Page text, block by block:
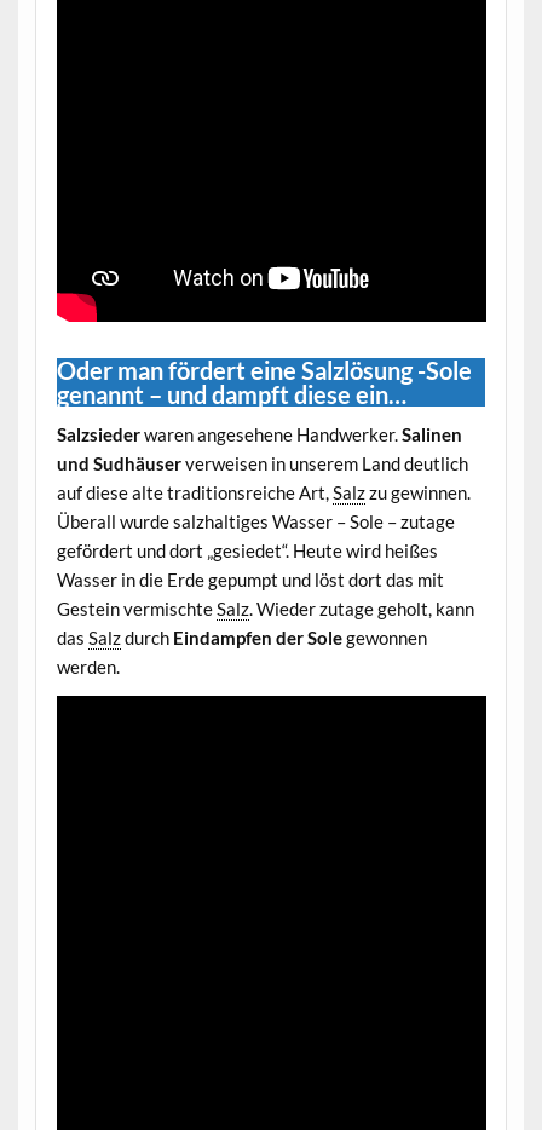
Oder man fördert eine Salzlösung -Sole
genannt – und dampft diese ein…
Salzsiederwaren angesehene Handwerker.Salinen
und Sudhäuserverweisen in unserem Land deutlich
auf diese alte traditionsreiche Art,Salzzu gewinnen.
Überall wurde salzhaltiges Wasser – Sole – zutage
gefördert und dort „gesiedet“. Heute wird heißes
Wasser in die Erde gepumpt und löst dort das mit
Gestein vermischteSalz. Wieder zutage geholt, kann
das Salzdurch Eindampfen der Solegewonnen
werden.